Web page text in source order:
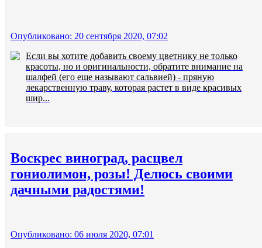
Опубликовано: 20 сентября 2020, 07:02
Если вы хотите добавить своему цветнику не только
красоты, но и оригинальности, обратите внимание на
шалфей (его еще называют сальвией) - пряную
лекарственную траву, которая растет в виде красивых
шир...
Воскрес виноград, расцвел
гониолимон, розы! Делюсь своими
дачными радостями!
Опубликовано: 06 июля 2020, 07:01